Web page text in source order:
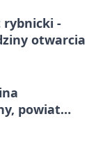
rybnicki -
otwarcia
powiat